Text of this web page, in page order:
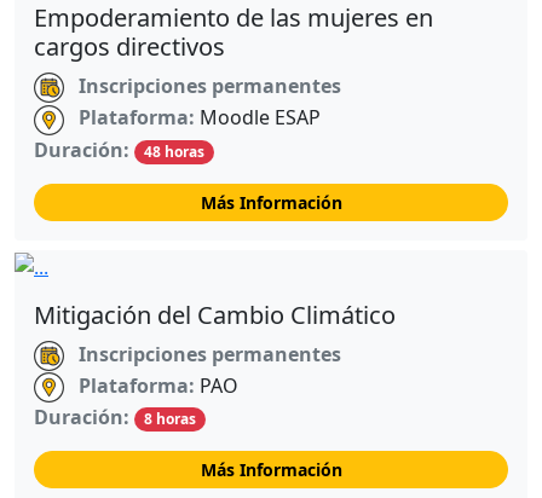
Empoderamiento de las mujeres en
cargos directivos
Inscripciones permanentes
Plataforma: Moodle ESAP
Duración:
48 horas
Más Información
Mitigación del Cambio Climático
Inscripciones permanentes
Plataforma: PAO
Duración:
8 horas
Más Información